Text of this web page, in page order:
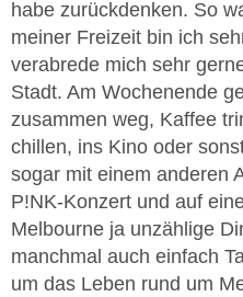
habe zurückdenken. So
meiner Freizeit bin ich
verabrede mich sehr
Stadt. Am Wochenende
zusammen weg, Kaffee
chillen, ins Kino oder
sogar mit einem anderen
P!NK-Konzert und auf
Melbourne ja unzählige
manchmal auch einfach
um das Leben rund um